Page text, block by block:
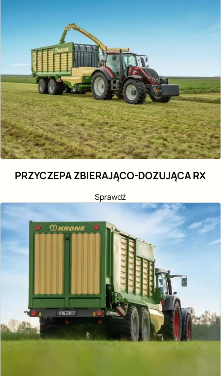
PRZYCZEPA ZBIERAJĄCO-DOZUJĄCA RX
Sprawdź